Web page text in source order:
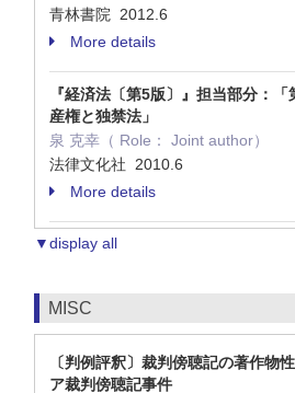
青林書院 2012.6
More details
『経済法〔第5版〕』担当部分：
産権と独禁法」
泉 克幸（ Role： Joint author）
法律文化社 2010.6
More details
▼display all
MISC
〔判例評釈〕裁判傍聴記の著作
ア裁判傍聴記事件